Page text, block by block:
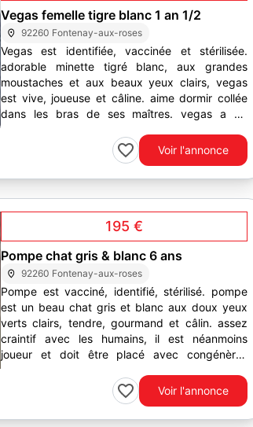
Vegas femelle tigre blanc 1 an 1/2
92260 Fontenay-aux-roses
Vegas est identifiée, vaccinée et stérilisée.
adorable minette tigré blanc, aux grandes
moustaches et aux beaux yeux clairs, vegas
est vive, joueuse et câline. aime dormir collée
dans les bras de ses maîtres. vegas a du
Voir l'annonce
195 €
Pompe chat gris & blanc 6 ans
92260 Fontenay-aux-roses
Pompe est vacciné, identifié, stérilisé. pompe
est un beau chat gris et blanc aux doux yeux
verts clairs, tendre, gourmand et câlin. assez
craintif avec les humains, il est néanmoins
joueur et doit être placé avec congénères
Voir l'annonce